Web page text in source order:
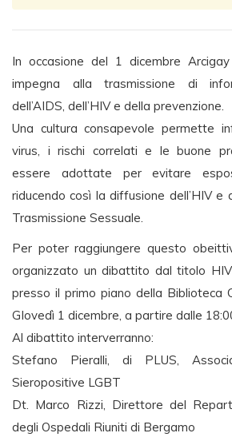
In occasione del 1 dicembre
impegna alla trasmissione di
dell’AIDS, dell’HIV e della prevenzione.
Una cultura consapevole permette
virus, i rischi correlati e le buone
essere adottate per evitare
riducendo così la diffusione dell’HIV
Trasmissione Sessuale.
Per poter raggiungere questo
organizzato un dibattito dal titolo
presso il primo piano della Biblioteca
GIovedì 1 dicembre, a partire dalle
Al dibattito interverranno:
Stefano Pieralli, di PLUS,
Sieropositive LGBT
Dt. Marco Rizzi, Direttore del
degli Ospedali Riuniti di Bergamo